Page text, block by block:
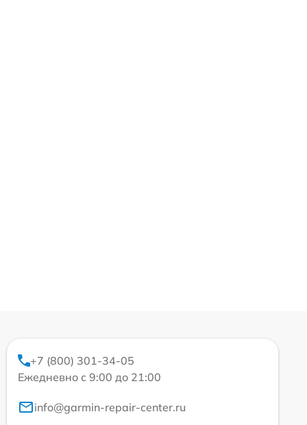
+7 (800) 301-34-05
Ежедневно с 9:00 до 21:00
info@garmin-repair-center.ru